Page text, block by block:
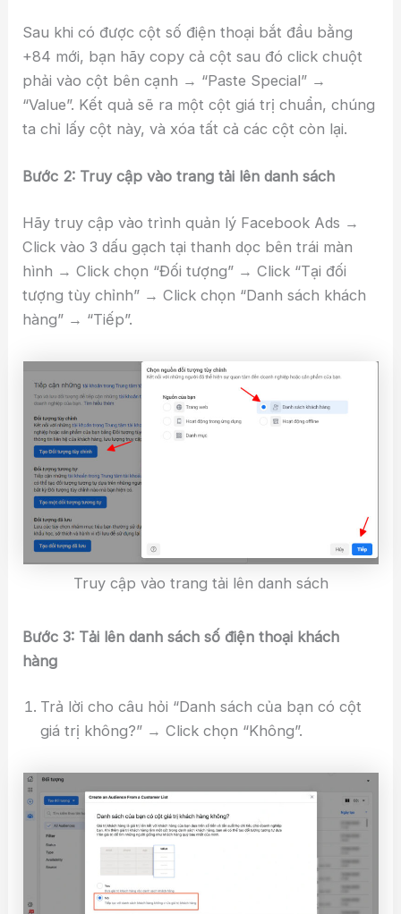
Sau khi có được cột số điện thoại bắt đầu bằng
+84 mới, bạn hãy copy cả cột sau đó click chuột
phải vào cột bên cạnh → “Paste Special” →
“Value”. Kết quả sẽ ra một cột giá trị chuẩn, chúng
ta chỉ lấy cột này, và xóa tất cả các cột còn lại.
Bước 2: Truy cập vào trang tải lên danh sách
Hãy truy cập vào trình quản lý Facebook Ads →
Click vào 3 dấu gạch tại thanh dọc bên trái màn
hình → Click chọn “Đối tượng” → Click “Tại đối
tượng tùy chỉnh” → Click chọn “Danh sách khách
hàng” → “Tiếp”.
Truy cập vào trang tải lên danh sách
Bước 3: Tải lên danh sách số điện thoại khách
hàng
Trả lời cho câu hỏi “Danh sách của bạn có cột
giá trị không?” → Click chọn “Không”.